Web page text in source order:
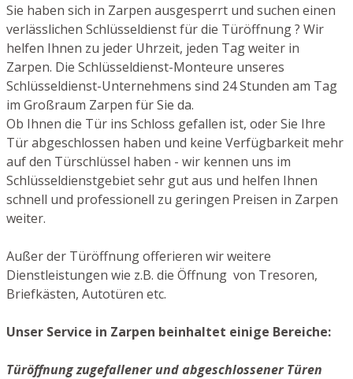
Sie haben sich in Zarpen ausgesperrt und suchen einen
verlässlichen Schlüsseldienst für die Türöffnung ? Wir
helfen Ihnen zu jeder Uhrzeit, jeden Tag weiter in
Zarpen. Die Schlüsseldienst-Monteure unseres
Schlüsseldienst-Unternehmens sind 24 Stunden am Tag
im Großraum Zarpen für Sie da.
Ob Ihnen die Tür ins Schloss gefallen ist, oder Sie Ihre
Tür abgeschlossen haben und keine Verfügbarkeit mehr
auf den Türschlüssel haben - wir kennen uns im
Schlüsseldienstgebiet sehr gut aus und helfen Ihnen
schnell und professionell zu geringen Preisen in Zarpen
weiter.
Außer der Türöffnung offerieren wir weitere
Dienstleistungen wie z.B. die Öffnung von Tresoren,
Briefkästen, Autotüren etc.
Unser Service in Zarpen beinhaltet einige Bereiche:
Türöffnung zugefallener und abgeschlossener Türen